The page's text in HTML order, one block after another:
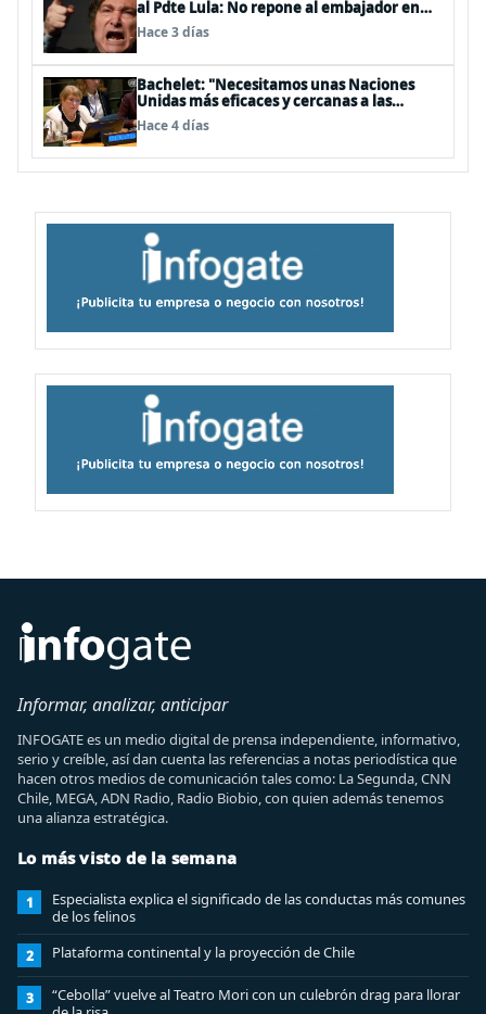
al Pdte Lula: No repone al embajador en
BBSS y rebaja la relación bilateral
Hace 3 días
Bachelet: "Necesitamos unas Naciones
Unidas más eficaces y cercanas a las
personas"
Hace 4 días
Informar, analizar, anticipar
INFOGATE es un medio digital de prensa independiente, informativo,
serio y creíble, así dan cuenta las referencias a notas periodística que
hacen otros medios de comunicación tales como: La Segunda, CNN
Chile, MEGA, ADN Radio, Radio Biobio, con quien además tenemos
una alianza estratégica.
Lo más visto de la semana
1
Especialista explica el significado de las conductas más comunes
de los felinos
2 Plataforma continental y la proyección de Chile
3
“Cebolla” vuelve al Teatro Mori con un culebrón drag para llorar